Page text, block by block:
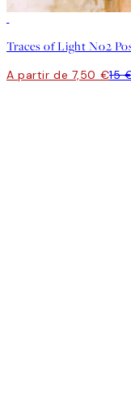
Traces of Light No2
A partir de 7,50 €15